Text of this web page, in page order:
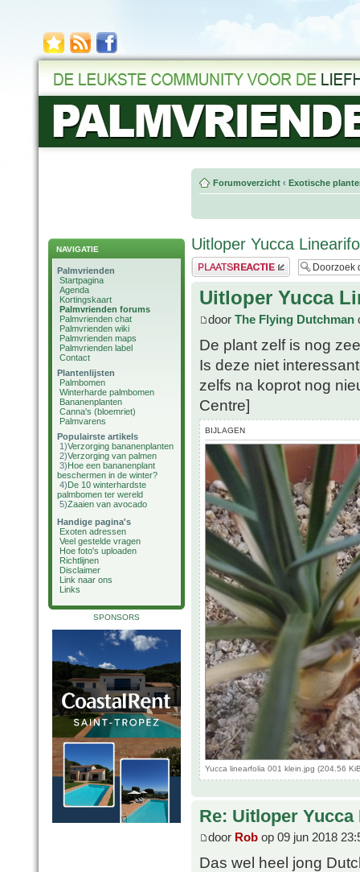
NAVIGATIE
Palmvrienden
Startpagina
Agenda
Kortingskaart
Palmvrienden forums
Palmvrienden chat
Palmvrienden wiki
Palmvrienden maps
Palmvrienden label
Contact
Plantenlijsten
Palmbomen
Winterharde palmbomen
Bananenplanten
Canna's (bloemriet)
Palmvarens
Populairste artikels
1)Verzorging bananenplanten
2)Verzorging van palmen
3)Hoe een bananenplant
beschermen in de winter?
4)De 10 winterhardste
palmbomen ter wereld
5)Zaaien van avocado
Handige pagina's
Exoten adressen
Veel gestelde vragen
Hoe foto's uploaden
Richtlijnen
Disclaimer
Link naar ons
Links
SPONSORS
Forumoverzicht ‹ Exotische
Uitloper Yucca
Plaats een reactie
Uitloper Yucca
door The Flying Dutchman
De plant zelf is nog
Is deze niet
zelfs na koprot nog
Centre]
BIJLAGEN
Yucca linearfolia 001 klein.jpg (204.56
Re: Uitloper
door Rob op 09 jun 2018
Das wel heel jong